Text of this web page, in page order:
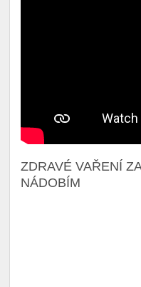
ZDRAVÉ VAŘENÍ
NÁDOBÍM